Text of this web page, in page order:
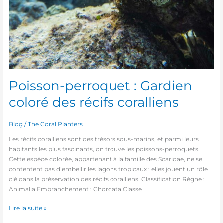
Poisson-perroquet : Gardien
coloré des récifs coralliens
Blog /The Coral Planters
Les récifs coralliens sont des trésors sous-marins, et parmi leurs
habitants les plus fascinants, on trouve les poissons-perroquets.
Cette espèce colorée, appartenant à la famille des Scaridae, ne se
contentent pas d’embellir les lagons tropicaux : elles jouent un rôle
clé dans la préservation des récifs coralliens. Classification Règne :
Animalia Embranchement : Chordata Classe
Lire la suite »